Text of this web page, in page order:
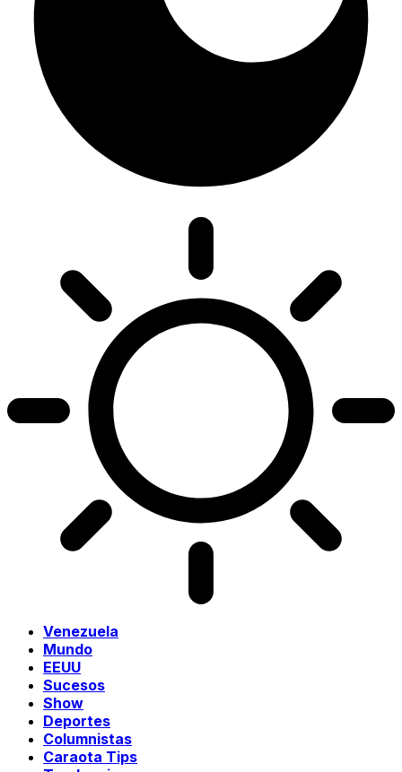
Venezuela
Mundo
EEUU
Sucesos
Show
Deportes
Columnistas
Caraota Tips